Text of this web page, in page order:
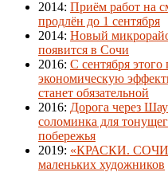
2014: Приём работ на
продлён до 1 сентября
2014: Новый
появится в Сочи
2016: С сентября этого
экономическую
станет обязательной
2016: Дорога через
соломинка для
побережья
2019: «КРАСКИ. СОЧИ.
маленьких художников